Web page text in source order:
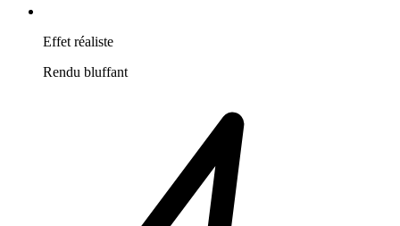
Effet réaliste
Rendu bluffant